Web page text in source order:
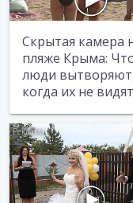
Скрытая камера
пляже Крыма:
люди
когда их не